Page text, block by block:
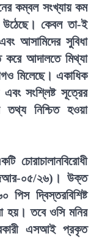
কম্বল সংখ্যায় কম
উঠেছে। কেবল তা-ই
আসামিদের সুবিধা
করে আদালতে মিথ্যা
মিলেছে। একাধিক
এবং সংশ্লিষ্ট সূত্রের
তথ্য নিশ্চিত হওয়া
চোরাচালানবিরোধী
০৫/২৬)। উক্ত
পিস দ্বিস্তরবিশিষ্ট
হয়। তবে ওসি মনির
এসআই প্রকৃত